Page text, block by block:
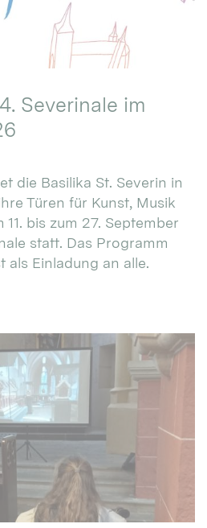
Severinale im
die Basilika St. Severin in
Türen für Kunst, Musik
bis zum 27. September
statt. Das Programm
als Einladung an alle.